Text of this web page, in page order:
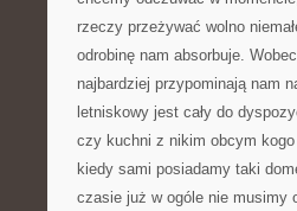
rzeczy przeżywać wolno
odrobinę nam absorbuje.
najbardziej przypominają nam
letniskowy jest cały do
czy kuchni z nikim obcym
kiedy sami posiadamy taki
czasie już w ogóle nie musimy